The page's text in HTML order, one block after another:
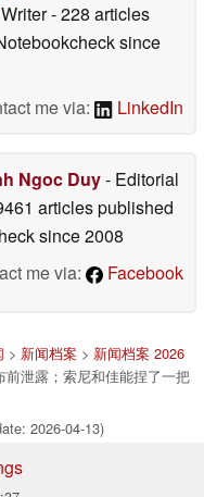
- 228 articles
since
me via:
LinkedIn
Ngoc Duy- Editorial
articles published
since 2008
me via:
Facebook
> 新闻档案 > 新闻档案 2026
泄露；索尼和佳能捏了一把
2026-04-13)